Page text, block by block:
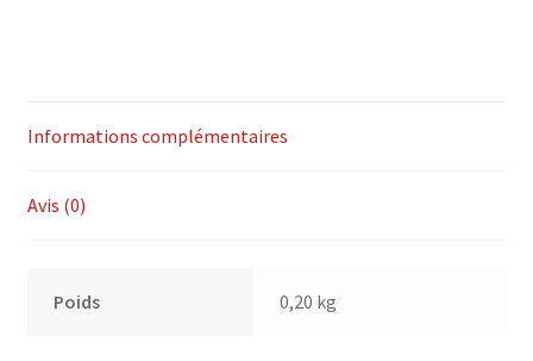
Informations complémentaires
Avis (0)
Poids 0,20 kg